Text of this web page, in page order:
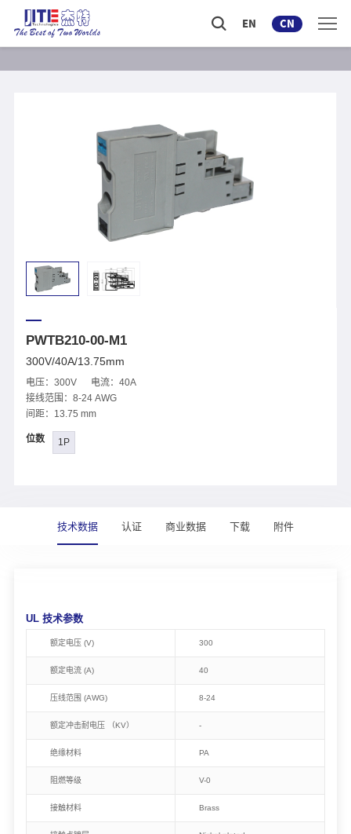
EN CN
PWTB210-00-M1
300V/40A/13.75mm
电压：300V 电流：40A
接线范围：8-24 AWG
间距：13.75 mm
位数 1P
技术数据 认证 商业数据 下载 附件
UL 技术参数
额定电压 (V) 300
额定电流 (A) 40
压线范围 (AWG) 8-24
额定冲击耐电压 （KV） -
绝缘材料 PA
阻燃等级 V-0
接触材料 Brass